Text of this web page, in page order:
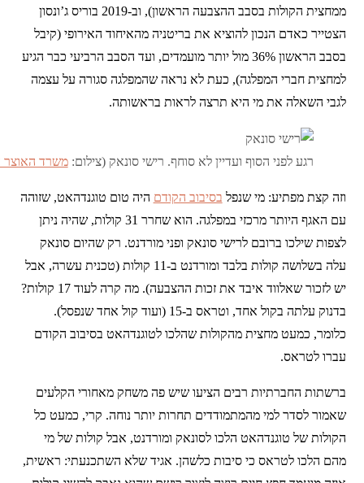
ממחצית הקולות בסבב ההצבעה הראשון), וב-2019 בוריס ג’ונסון
הצטייר כאדם הנכון להוציא את בריטניה מהאיחוד האירופי (קיבל
בסבב הראשון 36% מול יותר מועמדים, ועד הסבב הרביעי כבר הגיע
למחצית חברי המפלגה), כעת לא נראה שהמפלגה סגורה על עצמה
לגבי השאלה את מי היא תרצה לראות בראשותה.
רגע לפני הסוף ועדיין לא סוחף. רישי סונאק (צילום:משרד האוצר
וזה קצת מפתיע: מי שנפל בסיבוב הקודם היה טום טוגנדהאט, שזוהה
עם האגף היותר מרכזי במפלגה. הוא שחרר 31 קולות, שהיה ניתן
לצפות שילכו ברובם לרישי סונאק ופני מורדנט. רק שהיום סונאק
עלה בשלושה קולות בלבד ומורדנט ב-11 קולות (טכנית עשרה, אבל
יש לזכור שאלווד איבד את זכות ההצבעה). מה קרה לעוד 17 קולות?
בדנוק עלתה בקול אחד, וטראס ב-15 (ועוד קול אחד שנפסל).
כלומר, כמעט מחצית מהקולות שהלכו לטוגנדהאט בסיבוב הקודם
עברו לטראס.
ברשתות החברתיות רבים הציעו שיש פה משחק מאחורי הקלעים
שאמור לסדר למי מהמתמודדים תחרות יותר נוחה. קרי, כמעט כל
הקולות של טוגנדהאט הלכו לסונאק ומורדנט, אבל קולות של מי
מהם הלכו לטראס כי סיבות כלשהן. אגיד שלא השתכנעתי: ראשית,